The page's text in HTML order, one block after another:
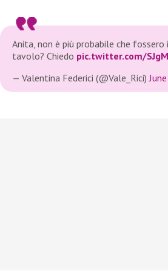
Anita, non è più probabile che fossero
tavolo? Chiedo pic.twitter.com/
— Valentina Federici (@Vale_Rici)